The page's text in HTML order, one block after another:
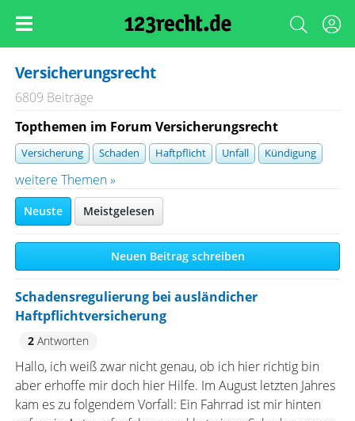
Versicherungsrecht
6809 Beiträge
Topthemen im Forum Versicherungsrecht
Versicherung Schaden Haftpflicht Unfall Kündigung
weitere Themen »
Neuste Meistgelesen
Neuen Beitrag schreiben
Schadensregulierung bei ausländicher
Haftpflichtversicherung
2Antworten
Hallo, ich weiß zwar nicht genau, ob ich hier richtig bin
aber erhoffe mir doch hier Hilfe. Im August letzten Jahres
kam es zu folgendem Vorfall: Ein Fahrrad ist mir hinten